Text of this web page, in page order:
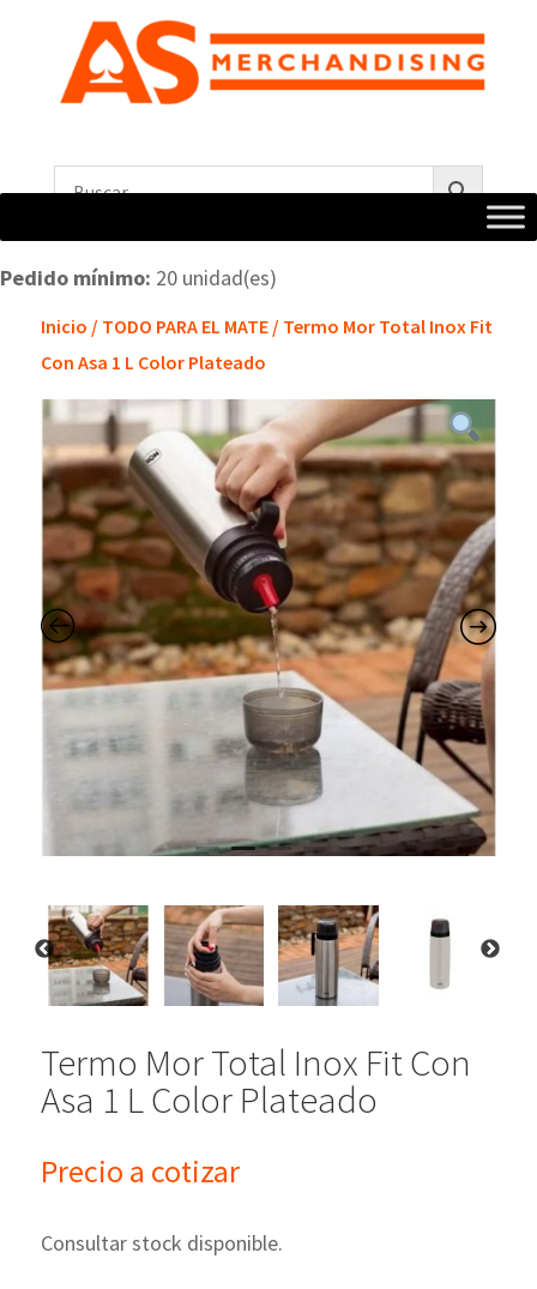
Pedido mínimo: 20 unidad(es)
Inicio / TODO PARA EL MATE/ Termo Mor Total Inox Fit
Con Asa 1 L Color Plateado
Termo Mor Total Inox Fit Con
Asa 1 L Color Plateado
Precio a cotizar
Consultar stock disponible.